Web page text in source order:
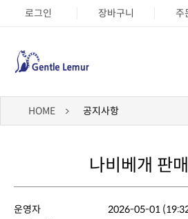
로그인 장바구니 주
HOME 공지사항
나비베개 판
운영자 2026-05-01